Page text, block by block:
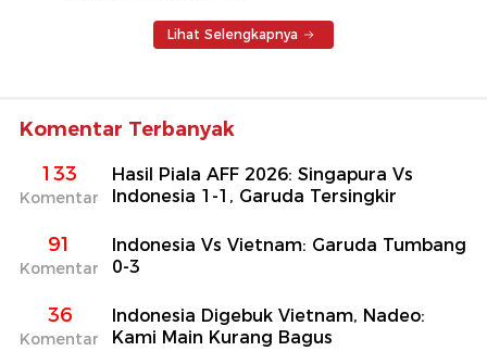
Lihat Selengkapnya
Komentar Terbanyak
133
Komentar
Hasil Piala AFF 2026: Singapura Vs
Indonesia 1-1, Garuda Tersingkir
91
Komentar
Indonesia Vs Vietnam: Garuda Tumbang
0-3
36
Komentar
Indonesia Digebuk Vietnam, Nadeo:
Kami Main Kurang Bagus